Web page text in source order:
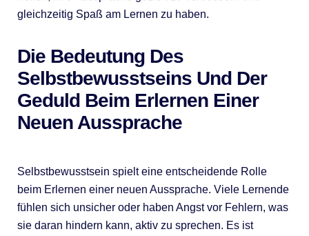
gleichzeitig Spaß am Lernen zu haben.
Die Bedeutung Des
Selbstbewusstseins Und Der
Geduld Beim Erlernen Einer
Neuen Aussprache
Selbstbewusstsein spielt eine entscheidende Rolle
beim Erlernen einer neuen Aussprache. Viele Lernende
fühlen sich unsicher oder haben Angst vor Fehlern, was
sie daran hindern kann, aktiv zu sprechen. Es ist